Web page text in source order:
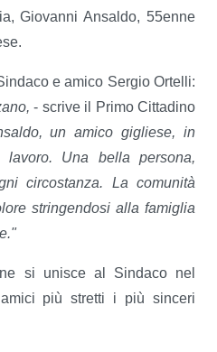
Giovanni Ansaldo, 55enne
e amico Sergio Ortelli:
- scrive il Primo Cittadino
un amico gigliese, in
Una bella persona,
circostanza. La comunità
stringendosi alla famiglia
si unisce al Sindaco nel
più stretti i più sinceri